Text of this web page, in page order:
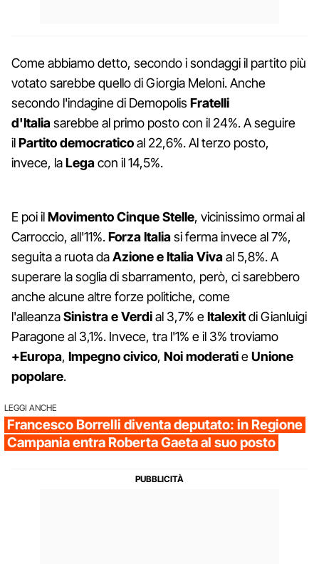
Come abbiamo detto, secondo i sondaggi il partito più
votato sarebbe quello di Giorgia Meloni. Anche
secondo l'indagine di Demopolis Fratelli
d'Italiasarebbe al primo posto con il 24%. A seguire
ilPartito democraticoal 22,6%. Al terzo posto,
invece, laLegacon il 14,5%.
E poi ilMovimento Cinque Stelle, vicinissimo ormai al
Carroccio, all'11%.Forza Italiasi ferma invece al 7%,
seguita a ruota daAzione e Italia Vivaal 5,8%. A
superare la soglia di sbarramento, però, ci sarebbero
anche alcune altre forze politiche, come
l'alleanzaSinistra e Verdial 3,7% eItalexitdi Gianluigi
Paragone al 3,1%. Invece, tra l'1% e il 3% troviamo
+Europa, Impegno civico, Noi moderatieUnione
popolare.
LEGGI ANCHE
Francesco Borrelli diventa deputato: in Regione
Campania entra Roberta Gaeta al suo posto